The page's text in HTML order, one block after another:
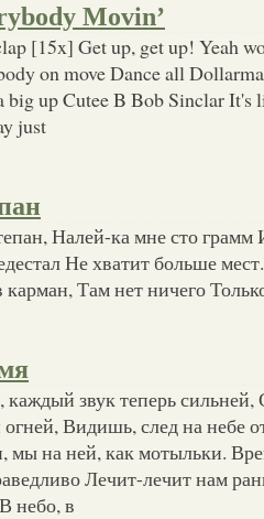
Movin’
[15x] Get up, get up! Yeah
on move Dance all
big up Cutee B Bob Sinclar It's
just
Налей-ка мне сто грамм
Не хватит больше
карман, Там нет ничего
звук теперь
огней, Видишь, след на небе
мы на ней, как мотыльки.
Лечит-лечит нам
небо, в